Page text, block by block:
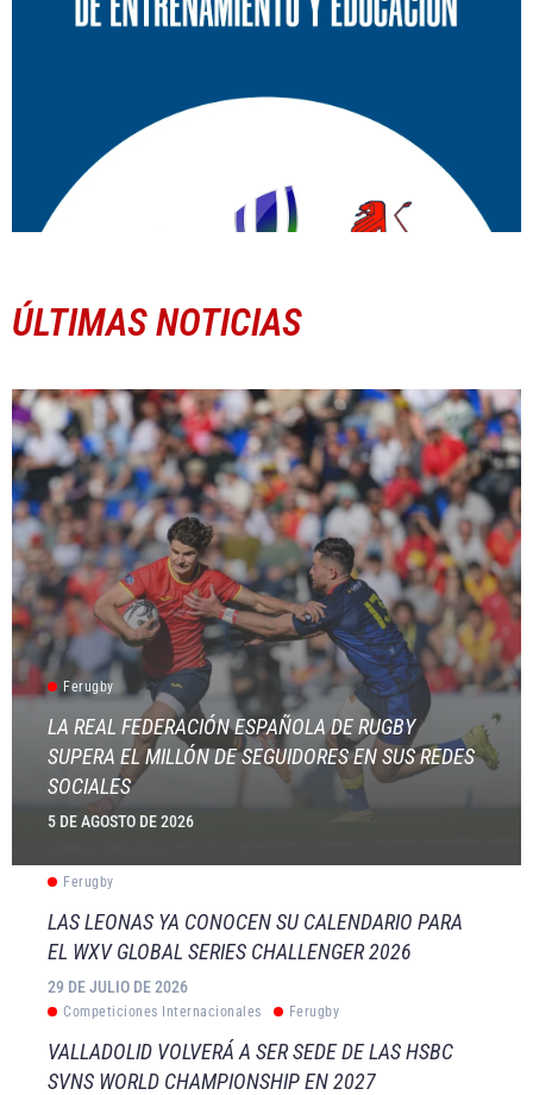
ÚLTIMAS NOTICIAS
Ferugby
LA REAL FEDERACIÓN ESPAÑOLA DE RUGBY
SUPERA EL MILLÓN DE SEGUIDORES EN SUS REDES
SOCIALES
5 DE AGOSTO DE 2026
Ferugby
LAS LEONAS YA CONOCEN SU CALENDARIO PARA
EL WXV GLOBAL SERIES CHALLENGER 2026
29 DE JULIO DE 2026
Competiciones Internacionales Ferugby
VALLADOLID VOLVERÁ A SER SEDE DE LAS HSBC
SVNS WORLD CHAMPIONSHIP EN 2027